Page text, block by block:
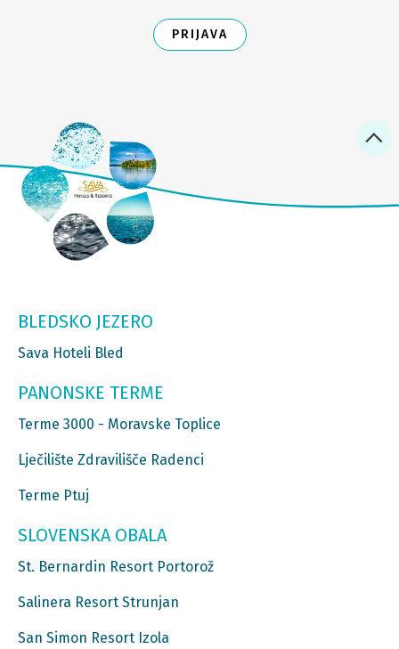
PRIJAVA
BLEDSKO JEZERO
Sava Hoteli Bled
PANONSKE TERME
Terme 3000 - Moravske Toplice
Lječilište Zdravilišče Radenci
Terme Ptuj
SLOVENSKA OBALA
St. Bernardin Resort Portorož
Salinera Resort Strunjan
San Simon Resort Izola